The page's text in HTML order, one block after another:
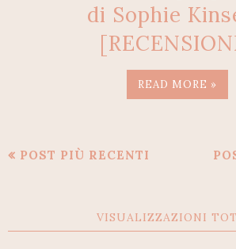
di Sophie
READ MORE »
POST PIÙ RECENTI
VISUALIZZAZIONI